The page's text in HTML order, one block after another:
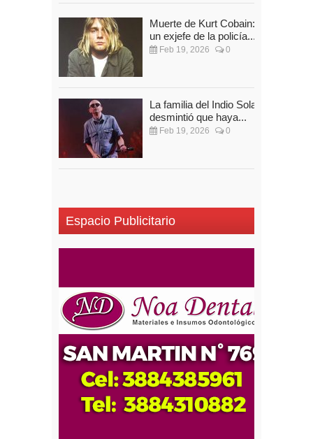
Muerte de Kurt Cobain:
un exjefe de la policía...
Feb 19, 2026 0
La familia del Indio Solari
desmintió que haya...
Feb 19, 2026 0
Espacio Publicitario